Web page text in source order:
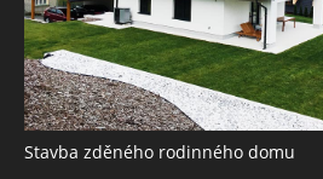
Stavba zděného rodinného domu